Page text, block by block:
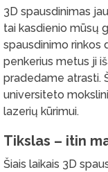
3D spausdinimas
tai kasdienio mūsų
spausdinimo rinkos
penkerius metus ji
pradedame atrasti.
universiteto
lazerių kūrimui.
Tikslas – itin
Šiais laikais 3D